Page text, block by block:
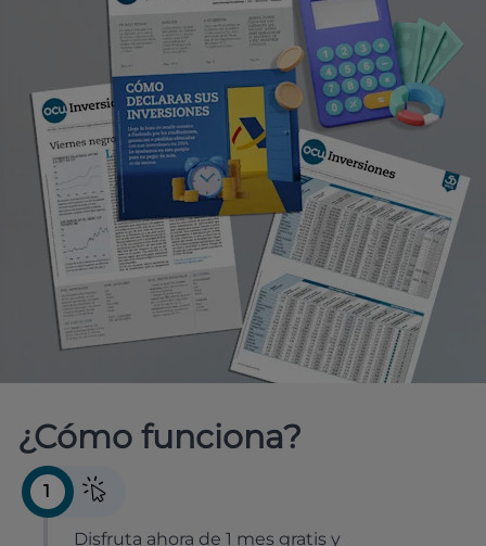
¿Cómo funciona?
1
Disfruta ahora de 1 mes gratis y